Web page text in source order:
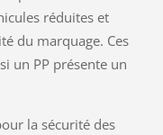
réduites et
du marquage. Ces
un PP présente un
la sécurité des